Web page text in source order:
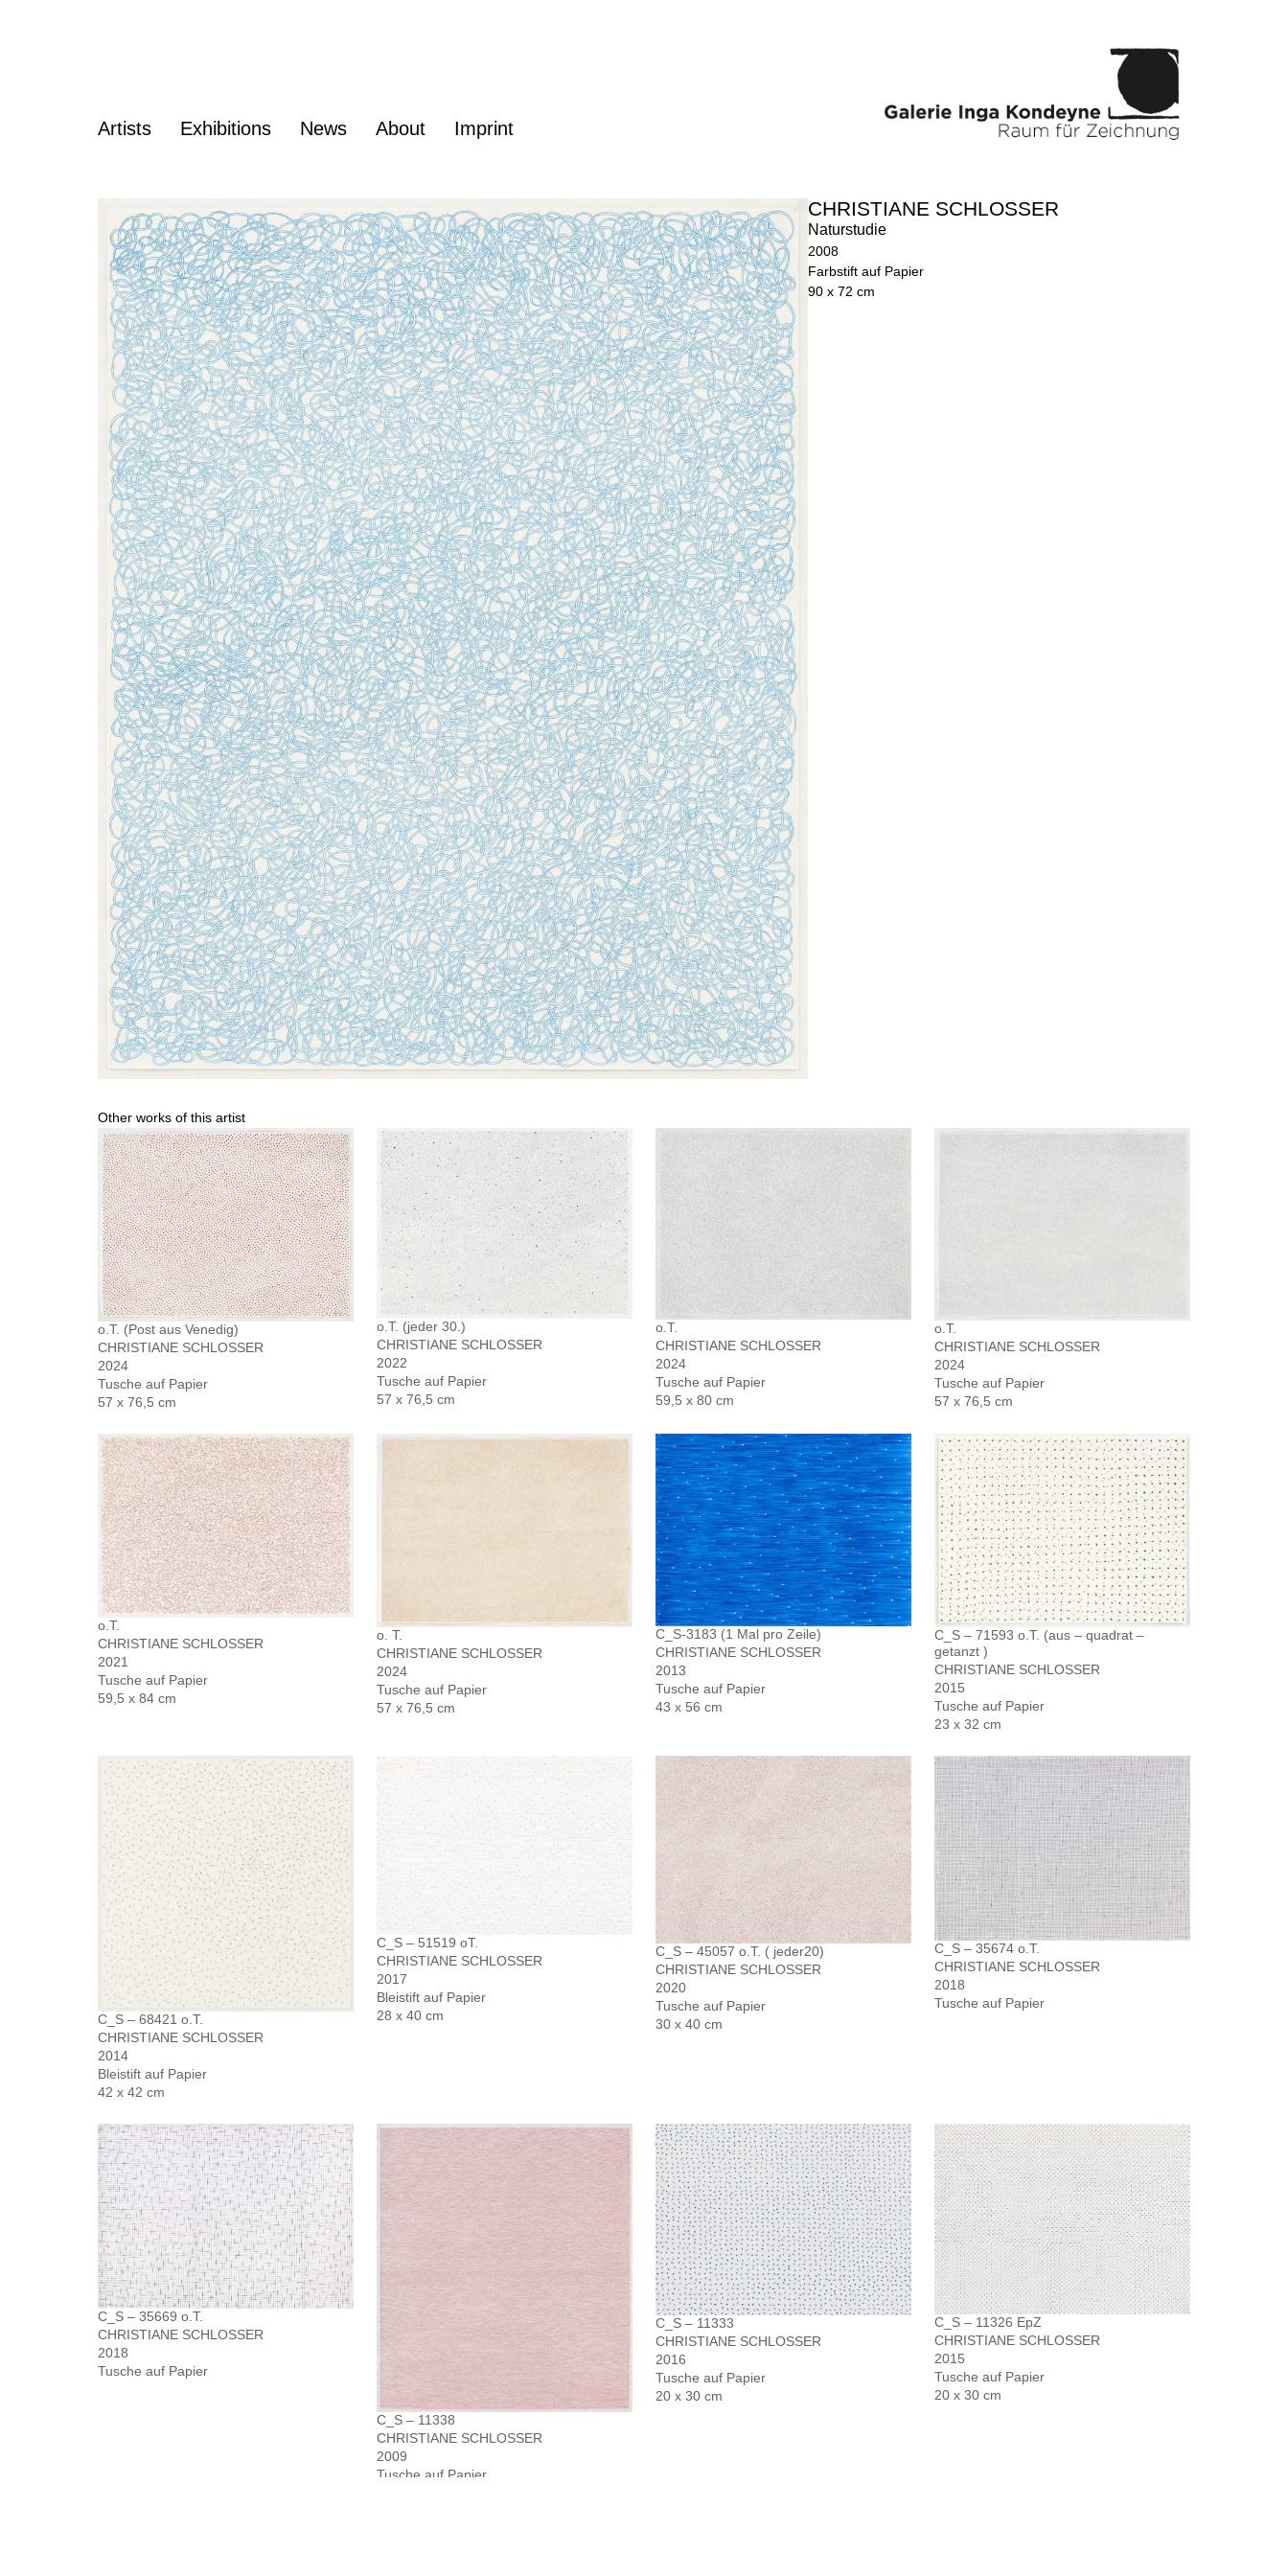
Artists Exhibitions News About Imprint
CHRISTIANE SCHLOSSER
Naturstudie
2008
Farbstift auf Papier
90 x 72 cm
Other works of this artist
o.T. (Post aus Venedig)
CHRISTIANE SCHLOSSER
2024
Tusche auf Papier
57 x 76,5 cm
o.T. (jeder 30.)
CHRISTIANE SCHLOSSER
2022
Tusche auf Papier
57 x 76,5 cm
o.T.
CHRISTIANE SCHLOSSER
2024
Tusche auf Papier
59,5 x 80 cm
o.T.
CHRISTIANE SCHLOSSER
2024
Tusche auf Papier
57 x 76,5 cm
o.T.
CHRISTIANE SCHLOSSER
2021
Tusche auf Papier
59,5 x 84 cm
o. T.
CHRISTIANE SCHLOSSER
2024
Tusche auf Papier
57 x 76,5 cm
C_S-3183 (1 Mal pro Zeile)
CHRISTIANE SCHLOSSER
2013
Tusche auf Papier
43 x 56 cm
C_S – 71593 o.T. (aus – quadrat –
getanzt )
CHRISTIANE SCHLOSSER
2015
Tusche auf Papier
23 x 32 cm
C_S – 68421 o.T.
CHRISTIANE SCHLOSSER
2014
Bleistift auf Papier
42 x 42 cm
C_S – 51519 oT.
CHRISTIANE SCHLOSSER
2017
Bleistift auf Papier
28 x 40 cm
C_S – 45057 o.T. ( jeder20)
CHRISTIANE SCHLOSSER
2020
Tusche auf Papier
30 x 40 cm
C_S – 35674 o.T.
CHRISTIANE SCHLOSSER
2018
Tusche auf Papier
C_S – 35669 o.T.
CHRISTIANE SCHLOSSER
2018
Tusche auf Papier
C_S – 11338
CHRISTIANE SCHLOSSER
2009
Tusche auf Papier
C_S – 11333
CHRISTIANE SCHLOSSER
2016
Tusche auf Papier
20 x 30 cm
C_S – 11326 EpZ
CHRISTIANE SCHLOSSER
2015
Tusche auf Papier
20 x 30 cm